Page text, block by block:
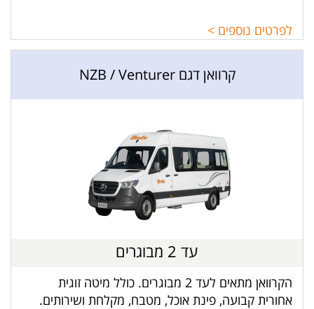
לפרטים נוספים >
קרוואן דגם NZB / Venturer
עד 2 מבוגרים
הקרוואן מתאים לעד 2 מבוגרים. כולל מיטה זוגית
אחורית קבועה, פינת אוכל, מטבח, מקלחת ושירותים.